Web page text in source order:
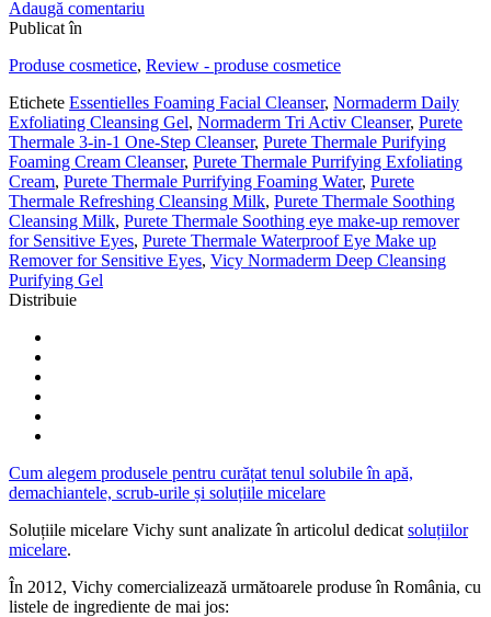
Adaugă comentariu
Publicat în
Produse cosmetice, Review - produse cosmetice
Etichete Essentielles Foaming Facial Cleanser, Normaderm Daily
Exfoliating Cleansing Gel, Normaderm Tri Activ Cleanser, Purete
Thermale 3-in-1 One-Step Cleanser, Purete Thermale Purifying
Foaming Cream Cleanser, Purete Thermale Purrifying Exfoliating
Cream, Purete Thermale Purrifying Foaming Water, Purete
Thermale Refreshing Cleansing Milk, Purete Thermale Soothing
Cleansing Milk, Purete Thermale Soothing eye make-up remover
for Sensitive Eyes, Purete Thermale Waterproof Eye Make up
Remover for Sensitive Eyes, Vicy Normaderm Deep Cleansing
Purifying Gel
Distribuie
Cum alegem produsele pentru curățat tenul solubile în apă,
demachiantele, scrub-urile și soluțiile micelare
Soluțiile micelare Vichy sunt analizate în articolul dedicat soluțiilor
micelare.
În 2012, Vichy comercializează următoarele produse în România, cu
listele de ingrediente de mai jos: